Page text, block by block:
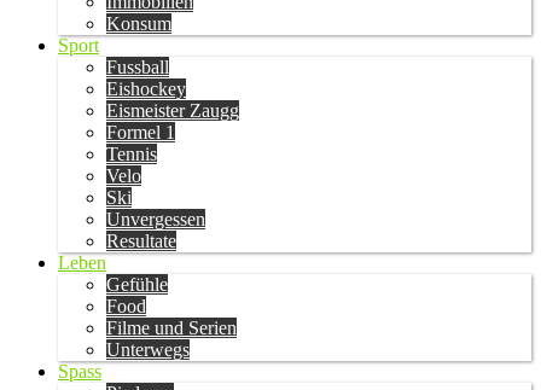
Konsum
Sport
Fussball
Eishockey
Eismeister Zaugg
Formel 1
Tennis
Velo
Ski
Unvergessen
Resultate
Leben
Gefühle
Food
Filme und Serien
Unterwegs
Spass